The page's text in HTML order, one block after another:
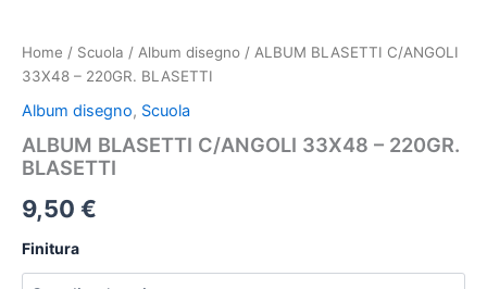
Home / Scuola / Album disegno / ALBUM BLASETTI C/ANGOLI
33X48 – 220GR. BLASETTI
Album disegno, Scuola
ALBUM BLASETTI C/ANGOLI 33X48 – 220GR.
BLASETTI
9,50 €
Finitura